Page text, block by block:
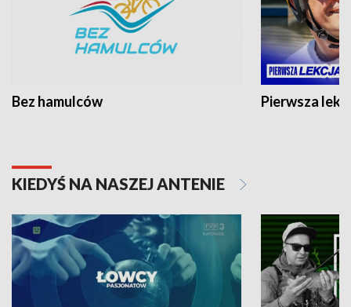
Bez hamulców Pierwsza
KIEDYŚ NA NASZEJ ANTENIE